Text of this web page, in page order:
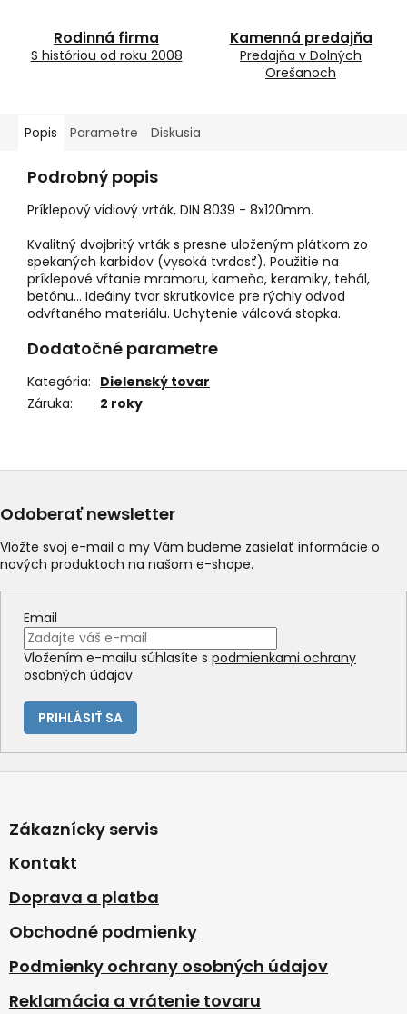
Rodinná firma
S históriou od roku 2008
Kamenná predajňa
Predajňa v Dolných
Orešanoch
Popis Parametre Diskusia
Podrobný popis
Príklepový vidiový vrták, DIN 8039 - 8x120mm.
Kvalitný dvojbritý vrták s presne uloženým plátkom zo
spekaných karbidov (vysoká tvrdosť). Použitie na
príklepové vŕtanie mramoru, kameňa, keramiky, tehál,
betónu... Ideálny tvar skrutkovice pre rýchly odvod
odvŕtaného materiálu. Uchytenie válcová stopka.
Dodatočné parametre
Kategória: Dielenský tovar
Záruka: 2 roky
Odoberať newsletter
Vložte svoj e-mail a my Vám budeme zasielať informácie o
nových produktoch na našom e-shope.
Email
Vložením e-mailu súhlasíte s podmienkami ochrany
osobných údajov
PRIHLÁSIŤ SA
p
ä
e
Zákaznícky servis
Kontakt
Doprava a platba
Obchodné podmienky
Podmienky ochrany osobných údajov
Reklamácia a vrátenie tovaru